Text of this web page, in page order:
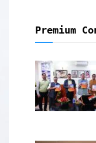
Premium